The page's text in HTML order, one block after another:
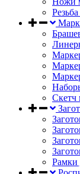
Скетч
Рамки